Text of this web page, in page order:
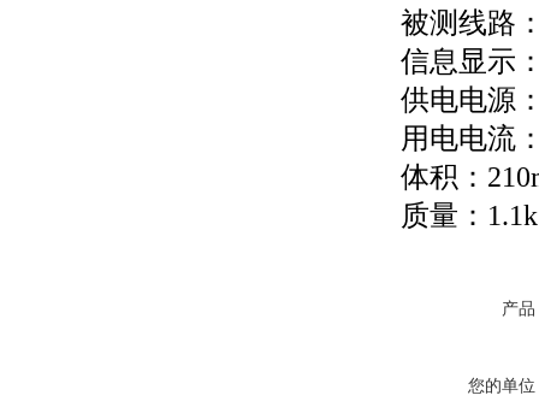
被测线路
信息显示
供电电源
用电电流
体积：
质量：
产品
您的单位